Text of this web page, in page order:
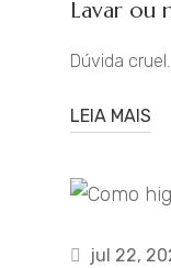
Lavar ou
Dúvida cruel.
LEIA MAIS
jul 22,